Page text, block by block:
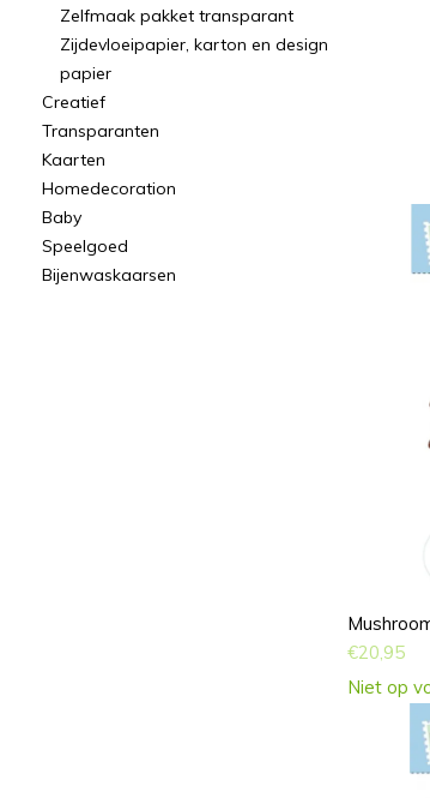
Zelfmaak pakket transparant
Zijdevloeipapier, karton en design
papier
Creatief
Transparanten
Kaarten
Homedecoration
Baby
Speelgoed
Bijenwaskaarsen
€20,95
Niet op